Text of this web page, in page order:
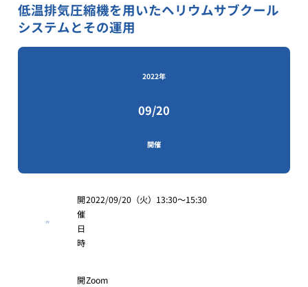
低温排気圧縮機を用いたヘリウムサブクール
システムとその運用
2022年
09/20
開催
開
催
日
時
2022/09/20（火）13:30～15:30
開Zoom